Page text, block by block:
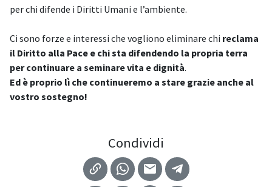
per chi difende i Diritti Umani e l’ambiente.
Ci sono forze e interessi che vogliono eliminare chi reclama
il Diritto alla Pace e chi sta difendendo la propria terra
per continuare a seminare vita e dignità.
Ed è proprio lì che continueremo a stare grazie anche al
vostro sostegno!
Condividi